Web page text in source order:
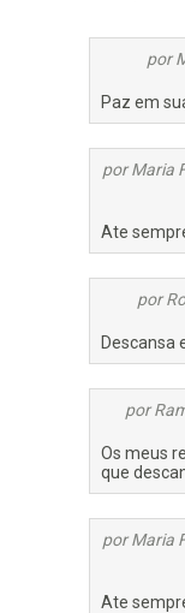
por
Paz em
por Maria
Ate
por
Descansa
por
Os meus
que
por Maria
Ate